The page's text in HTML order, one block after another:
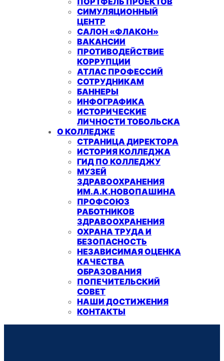
СИМУЛЯЦИОННЫЙ
ЦЕНТР
САЛОН «ФЛАКОН»
ВАКАНСИИ
ПРОТИВОДЕЙСТВИЕ
КОРРУПЦИИ
АТЛАС ПРОФЕССИЙ
СОТРУДНИКАМ
БАННЕРЫ
ИНФОГРАФИКА
ИСТОРИЧЕСКИЕ
ЛИЧНОСТИ ТОБОЛЬСКА
О КОЛЛЕДЖЕ
СТРАНИЦА ДИРЕКТОРА
ИСТОРИЯ КОЛЛЕДЖА
ГИД ПО КОЛЛЕДЖУ
МУЗЕЙ
ЗДРАВООХРАНЕНИЯ
ИМ.А.К.НОВОПАШИНА
ПРОФСОЮЗ
РАБОТНИКОВ
ЗДРАВООХРАНЕНИЯ
ОХРАНА ТРУДА И
БЕЗОПАСНОСТЬ
НЕЗАВИСИМАЯ ОЦЕНКА
КАЧЕСТВА
ОБРАЗОВАНИЯ
ПОПЕЧИТЕЛЬСКИЙ
СОВЕТ
НАШИ ДОСТИЖЕНИЯ
КОНТАКТЫ